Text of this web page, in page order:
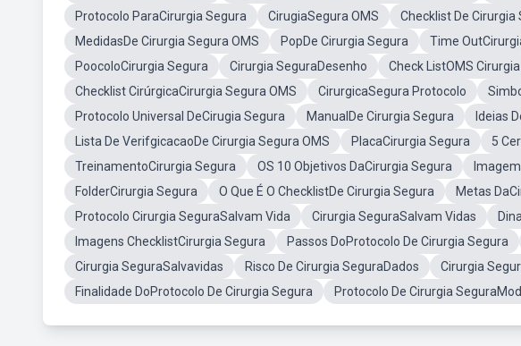
Protocolo ParaCirurgia Segura
CirugiaSegura OMS Checklist De Cirurgia
MedidasDe Cirurgia Segura OMS
PopDe Cirurgia Segura Time
PoocoloCirurgia Segura
Cirurgia SeguraDesenho Check ListOMS Cirurgia
Checklist CirúrgicaCirurgia Segura OMS
CirurgicaSegura Protocolo
Protocolo Universal DeCirugia Segura
ManualDe Cirurgia Segura
Ideias
Lista De VerifgicacaoDe Cirurgia Segura OMS
PlacaCirurgia Segura 5
TreinamentoCirurgia Segura
OS 10 Objetivos DaCirurgia Segura
FolderCirurgia Segura
O Que É O ChecklistDe Cirurgia Segura
Metas
Protocolo Cirurgia SeguraSalvam Vida
Cirurgia SeguraSalvam Vidas
Imagens ChecklistCirurgia Segura
Passos DoProtocolo De Cirurgia Segura
Cirurgia SeguraSalvavidas
Risco De Cirurgia SeguraDados
Cirurgia
Finalidade DoProtocolo De Cirurgia Segura
Protocolo De Cirurgia